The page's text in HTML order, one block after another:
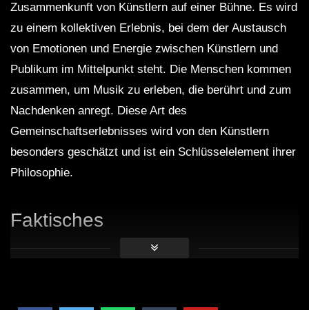
Zusammenkunft von Künstlern auf einer Bühne. Es wird
zu einem kollektiven Erlebnis, bei dem der Austausch
von Emotionen und Energie zwischen Künstlern und
Publikum im Mittelpunkt steht. Die Menschen kommen
zusammen, um Musik zu erleben, die berührt und zum
Nachdenken anregt. Diese Art des
Gemeinschaftserlebnisses wird von den Künstlern
besonders geschätzt und ist ein Schlüsselelement ihrer
Philosophie.
Faktisches
Massive Attack wurde 1988 in Bristol gegründet.